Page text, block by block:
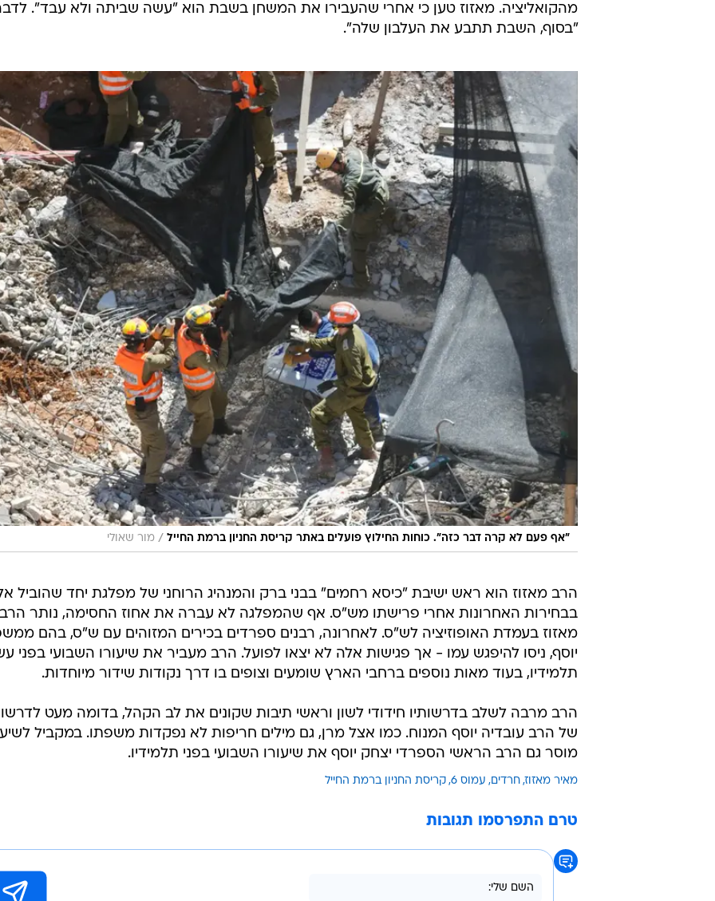
מהקואליציה. מאזוז טען כי אחרי שהעבירו את המשחן בשבת הוא "עשה שביתה ולא עבד".
"בסוף, השבת תתבע את העלבון שלה".
"אף פעם לא קרה דבר כזה". כוחות החילוץ פועלים באתר קריסת החניון ברמת החייל / מור שאולי
הרב מאזוז הוא ראש ישיבת "כיסא רחמים" בבני ברק והמנהיג הרוחני של מפלגת יחד שהוביל
בבחירות האחרונות אחרי פרישתו מש"ס. אף שהמפלגה לא עברה את אחוז החסימה, נותר הרב
מאזוז בעמדת האופוזיציה לש"ס. לאחרונה, רבנים ספרדים בכירים המזוהים עם ש"ס, בהם
יוסף, ניסו להיפגש עמו - אך פגישות אלה לא יצאו לפועל. הרב מעביר את שיעורו השבועי בפני
תלמידיו, בעוד מאות נוספים ברחבי הארץ שומעים וצופים בו דרך נקודות שידור מיוחדות.
הרב מרבה לשלב בדרשותיו חידודי לשון וראשי תיבות שקונים את לב הקהל, בדומה מעט
של הרב עובדיה יוסף המנוח. כמו אצל מרן, גם מילים חריפות לא נפקדות משפתו. במקביל
מוסר גם הרב הראשי הספרדי יצחק יוסף את שיעורו השבועי בפני תלמידיו.
מאיר מאזוז חרדים עמוס 6 קריסת החניון ברמת החייל
טרם התפרסמו תגובות